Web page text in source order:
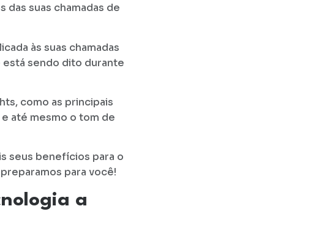
das suas chamadas de
às suas chamadas
está sendo dito durante
como as principais
até mesmo o tom de
seus benefícios para o
para você!
a